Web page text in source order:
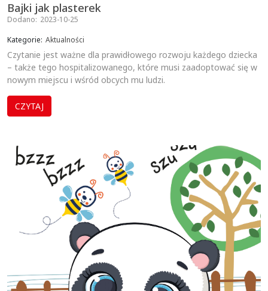
Bajki jak plasterek
Dodano: 2023-10-25
Kategorie: Aktualności
Czytanie jest ważne dla prawidłowego rozwoju każdego dziecka
– także tego hospitalizowanego, które musi zaadoptować się w
nowym miejscu i wśród obcych mu ludzi.
CZYTAJ